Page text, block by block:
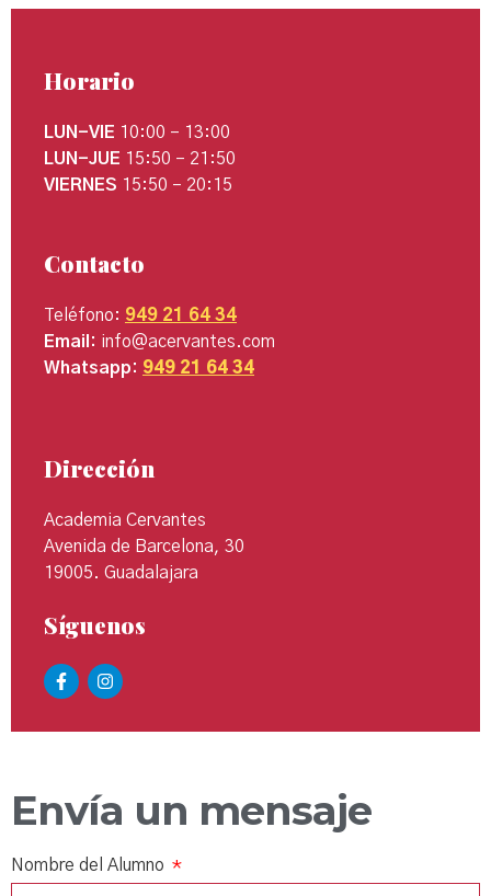
Horario
LUN-VIE 10:00 – 13:00
LUN-JUE 15:50 – 21:50
VIERNES 15:50 – 20:15
Contacto
Teléfono: 949 21 64 34
Email: info@acervantes.com
Whatsapp: 949 21 64 34
Dirección
Academia Cervantes
Avenida de Barcelona, 30
19005. Guadalajara
Síguenos
Envía un mensaje
Nombre del Alumno